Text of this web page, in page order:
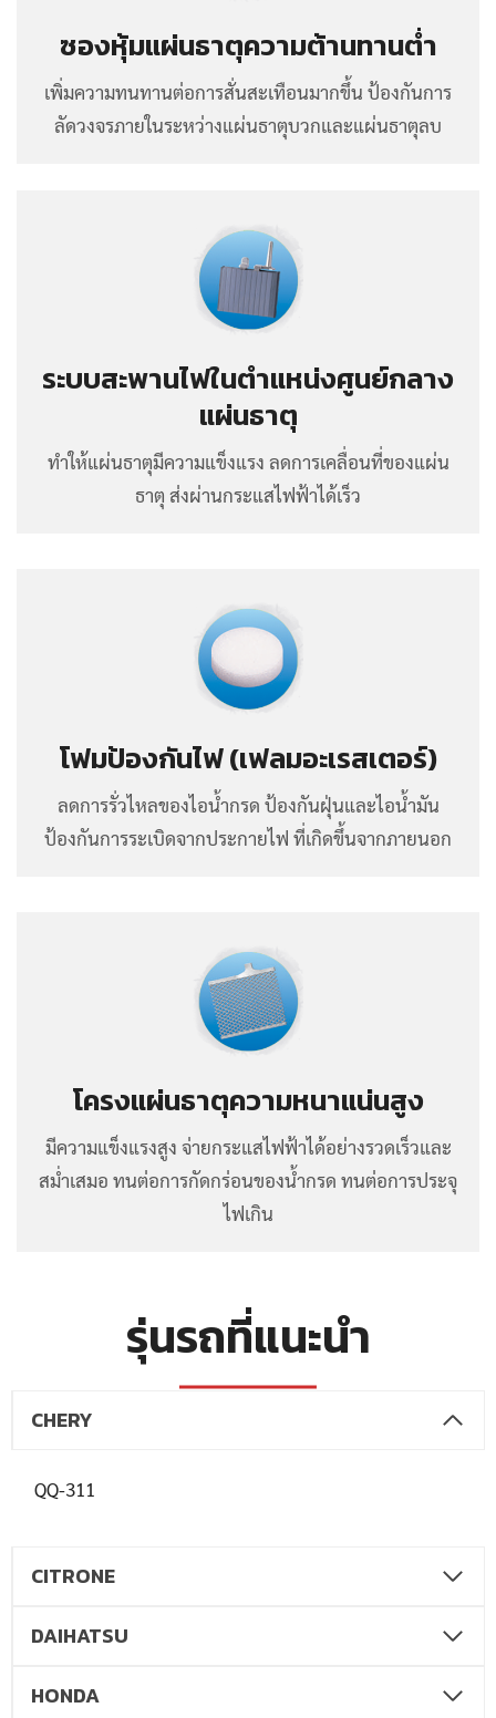
ซองหุ้มแผ่นธาตุความต้านทานต่ำ
เพิ่มความทนทานต่อการสั่นสะเทือนมากขึ้น ป้องกันการ
ลัดวงจรภายในระหว่างแผ่นธาตุบวกและแผ่นธาตุลบ
ระบบสะพานไฟในตำแหน่งศูนย์กลาง
แผ่นธาตุ
ทำให้แผ่นธาตุมีความแข็งแรง ลดการเคลื่อนที่ของแผ่น
ธาตุ ส่งผ่านกระแสไฟฟ้าได้เร็ว
โฟมป้องกันไฟ (เฟลมอะเรสเตอร์)
ลดการรั่วไหลของไอน้ำกรด ป้องกันฝุ่นและไอน้ำมัน
ป้องกันการระเบิดจากประกายไฟ ที่เกิดขึ้นจากภายนอก
โครงแผ่นธาตุความหนาแน่นสูง
มีความแข็งแรงสูง จ่ายกระแสไฟฟ้าได้อย่างรวดเร็วและ
สม่ำเสมอ ทนต่อการกัดกร่อนของน้ำกรด ทนต่อการประจุ
ไฟเกิน
รุ่นรถที่แนะนำ
CHERY
QQ-311
CITRONE
DAIHATSU
HONDA